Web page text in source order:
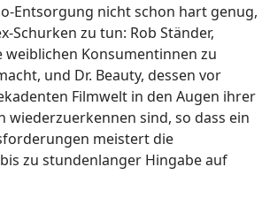
Entsorgung nicht schon hart genug,
Schurken zu tun: Rob Ständer,
weiblichen Konsumentinnen zu
und Dr. Beauty, dessen vor
Filmwelt in den Augen ihrer
wiederzuerkennen sind, so dass ein
meistert die
zu stundenlanger Hingabe auf